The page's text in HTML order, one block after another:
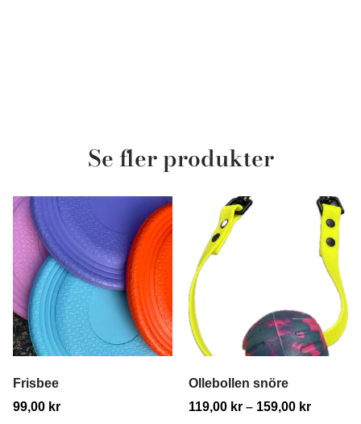
Se fler produkter
Frisbee
99,00 kr
Ollebollen snöre
119,00 kr – 159,00 kr